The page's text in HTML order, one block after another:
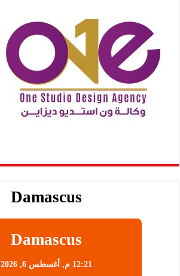
Damascus
Damascus
12:21 م, أغسطس 6, 2026